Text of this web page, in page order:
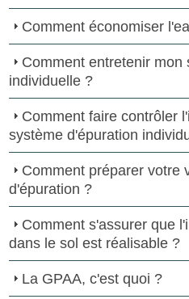
Comment économiser
Comment entretenir mon
individuelle ?
Comment faire contrôler
système d'épuration
Comment préparer votre
d'épuration ?
Comment s'assurer que
dans le sol est réalisable ?
La GPAA, c'est quoi ?